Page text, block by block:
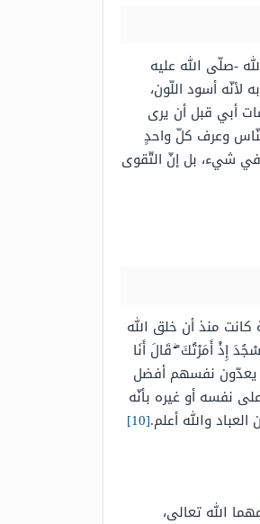
-صلّى الله عليه
أسود اللّون،
أبي قبل أن يرى
وعرف كلّ واحدٍ
في شيء، بل إنّ التّقوى
كانت منذ أن خلق الله
إِذْ أَمَرْتُكَ ۖ قَالَ أَنَا
يعدّون نفسهم أفضل
نفسه أو غيره بأنّه
والله أعلم.[10]
الله تعالى،